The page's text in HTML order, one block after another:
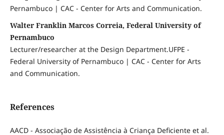
Pernambuco | CAC - Center for Arts and Communication.
Walter Franklin Marcos Correia, Federal University of
Pernambuco
Lecturer/researcher at the Design Department.UFPE -
Federal University of Pernambuco | CAC - Center for Arts
and Communication.
References
AACD - Associação de Assistência à Criança Deficiente et al.